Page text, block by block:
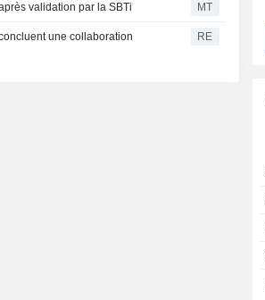
validation par la SBTi MT
une collaboration
RE